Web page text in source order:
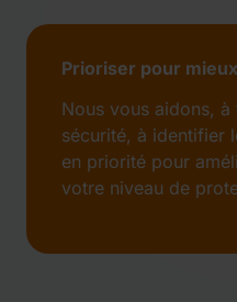
Prioriser pour
Nous vous aidons,
sécurité, à identifier
en priorité pour
votre niveau de